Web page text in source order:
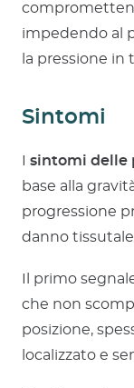
impedendo al
la pressione in
Sintomi
sintomi delle
base alla
progressione
danno
Il primo
che non
posizione,
localizzato e